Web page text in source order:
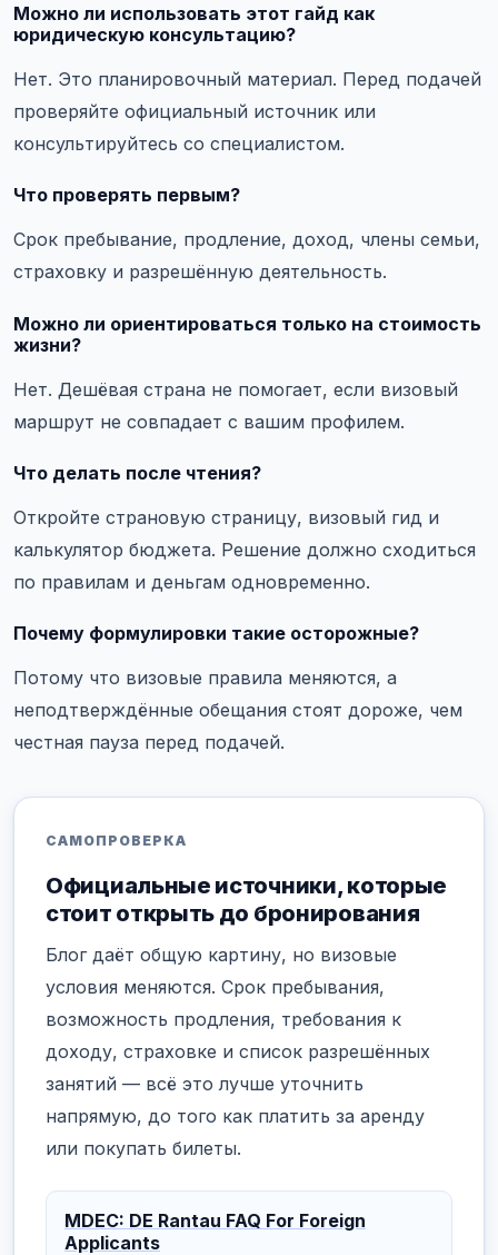
Можно ли использовать этот гайд как
юридическую консультацию?
Нет. Это планировочный материал. Перед подачей
проверяйте официальный источник или
консультируйтесь со специалистом.
Что проверять первым?
Срок пребывание, продление, доход, члены семьи,
страховку и разрешённую деятельность.
Можно ли ориентироваться только на стоимость
жизни?
Нет. Дешёвая страна не помогает, если визовый
маршрут не совпадает с вашим профилем.
Что делать после чтения?
Откройте страновую страницу, визовый гид и
калькулятор бюджета. Решение должно сходиться
по правилам и деньгам одновременно.
Почему формулировки такие осторожные?
Потому что визовые правила меняются, а
неподтверждённые обещания стоят дороже, чем
честная пауза перед подачей.
САМОПРОВЕРКА
Официальные источники, которые
стоит открыть до бронирования
Блог даёт общую картину, но визовые
условия меняются. Срок пребывания,
возможность продления, требования к
доходу, страховке и список разрешённых
занятий — всё это лучше уточнить
напрямую, до того как платить за аренду
или покупать билеты.
MDEC: DE Rantau FAQ For Foreign
Applicants